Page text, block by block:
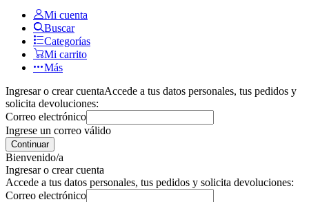
Mi cuenta
Buscar
Categorías
Mi carrito
Más
Ingresar o crear cuentaAccede a tus datos personales, tus pedidos y
solicita devoluciones:
Correo electrónico
Ingrese un correo válido
Continuar
Bienvenido/a
Ingresar o crear cuenta
Accede a tus datos personales, tus pedidos y solicita devoluciones:
Correo electrónico